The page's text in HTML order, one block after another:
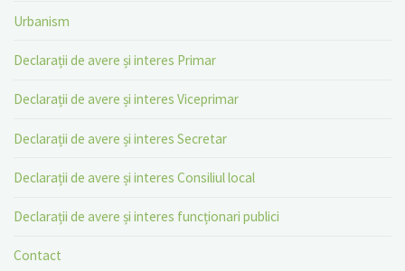
Urbanism
Declarații de avere și interes Primar
Declarații de avere și interes Viceprimar
Declarații de avere și interes Secretar
Declarații de avere și interes Consiliul local
Declarații de avere și interes funcționari publici
Contact